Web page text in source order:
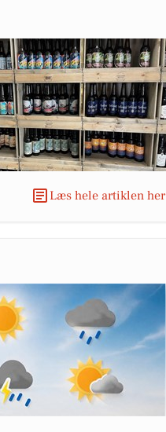
Læs hele artiklen her